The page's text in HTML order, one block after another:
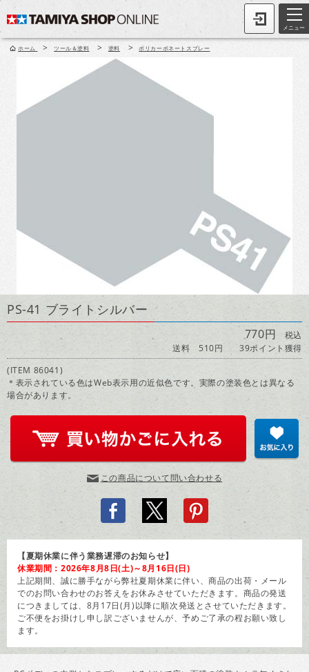
メニュー
ホーム > ツール＆塗料 > 塗料 > ポリカーボネートスプレー
PS-41 ブライトシルバー
770円 税込
送料 510円
39ポイント獲得
(ITEM 86041)
＊表示されている色はWeb表示用の近似色です。実際の塗装色とは異なる
場合があります。
この商品について問い合わせる
【夏期休業に伴う業務遅滞のお知らせ】
休業期間：2026年8月8日(土)～8月16日(日)
上記期間、誠に勝手ながら弊社夏期休業に伴い、商品の出荷・メール
でのお問い合わせのお答えをお休みさせていただきます。商品の発送
につきましては、8月17日(月)以降に順次発送とさせていただきます。
ご不便をお掛けし申し訳ございませんが、予めご了承の程お願い致し
ます。